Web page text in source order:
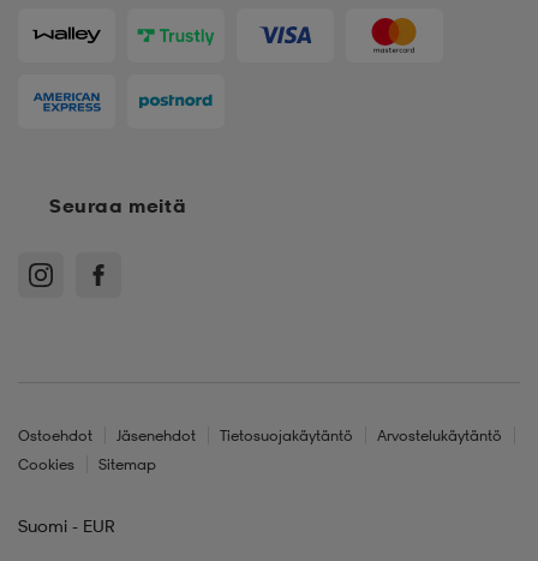
Seuraa meitä
Ostoehdot Jäsenehdot Tietosuojakäytäntö
Arvostelukäytäntö
Cookies
Sitemap
Suomi - EUR